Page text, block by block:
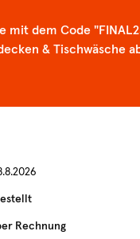
mit dem Code
& Tischwäsche
Rechnung